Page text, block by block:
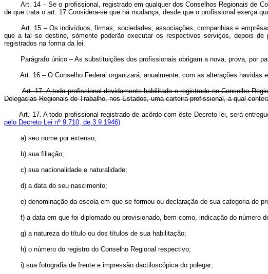
Art. 14 – Se o profissional, registrado em qualquer dos Conselhos Regionais de
de que trata o art. 17 Considera-se que há mudança, desde que o profissional exerça
Art. 15 – Os indivíduos, firmas, sociedades, associações, companhias e
que a tal se destine, sòmente poderão executar os respectivos serviços, depois
registrados na forma da lei.
Parágrafo único – As substituições dos profissionais obrigam a nova, prova, por
Art. 16 – O Conselho Federal organizará, anualmente, com as alterações
Art. 17. A todo profissional devidamente habilitado e registrado no Conselho
Delegacias Regionais do Trabalho, nos Estados, uma carteira profissional, a qual
Art. 17. A todo profissional registrado de acôrdo com êste Decreto-lei, será
pelo Decreto Lei nº 9.710, de 3.9.1946)
a) seu nome por extenso;
b) sua filiação;
c) sua nacionalidade e naturalidade;
d) a data do seu nascimento;
e) denominação da escola em que se formou ou declaração de sua categoria de
f) a data em que foi diplomado ou provisionado, bem como, indicação do número
g) a natureza do título ou dos títulos de sua habilitação;
h) o número do registro do Conselho Regional respectivo;
i) sua fotografia de frente e impressão dactiloscópica do polegar;